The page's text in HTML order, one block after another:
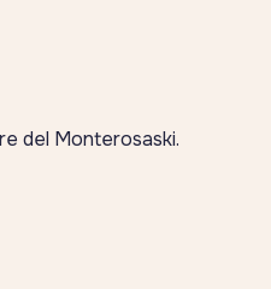
del Monterosaski.